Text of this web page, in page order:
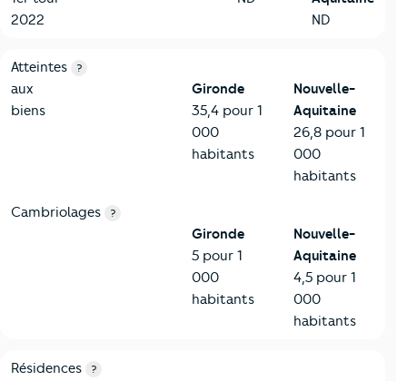
2022
ND
7-Sécurité
Critères
Atteintes
aux
biens
?
Gironde
35,4 pour 1
000
habitants
Nouvelle-
Aquitaine
26,8 pour 1
000
habitants
Cambriolages ?
Gironde
5 pour 1
000
habitants
Nouvelle-
Aquitaine
4,5 pour 1
000
habitants
8-Chauffage
Critères Gironde
Résidences ?